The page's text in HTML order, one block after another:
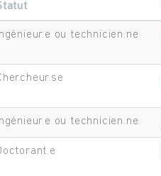
Ingénieur.e ou technicien.ne
Ingénieur.e ou technicien.ne